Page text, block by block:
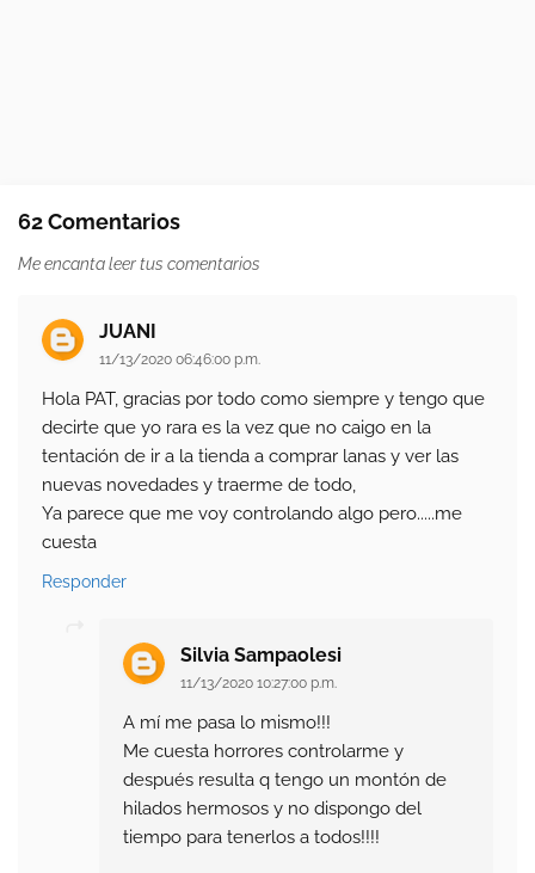
62 Comentarios
Me encanta leer tus comentarios
JUANI
11/13/2020 06:46:00 p.m.
Hola PAT, gracias por todo como siempre y tengo que
decirte que yo rara es la vez que no caigo en la
tentación de ir a la tienda a comprar lanas y ver las
nuevas novedades y traerme de todo,
Ya parece que me voy controlando algo pero.....me
cuesta
Responder
Silvia Sampaolesi
11/13/2020 10:27:00 p.m.
A mí me pasa lo mismo!!!
Me cuesta horrores controlarme y
después resulta q tengo un montón de
hilados hermosos y no dispongo del
tiempo para tenerlos a todos!!!!